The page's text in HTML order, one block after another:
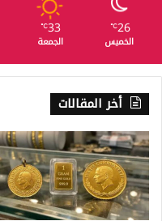
26
℃
الخميس
33
℃
الجمعة
أخر المقالات